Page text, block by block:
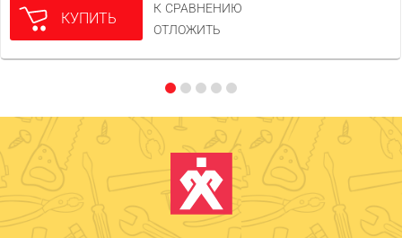
КУПИТЬ
К СРАВНЕНИЮ
ОТЛОЖИТЬ